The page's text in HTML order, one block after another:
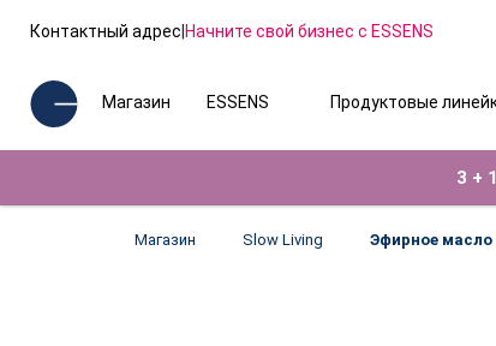
Контактный адрес|Начните свой бизнес с ESSENS
Магазин ESSENS Продуктовые
3 +
Магазин Slow Living Эфирное масло